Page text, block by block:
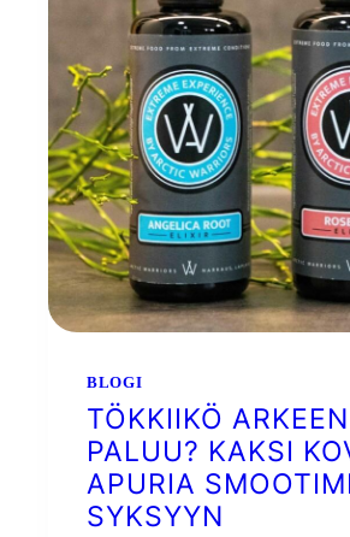
BLOGI
TÖKKIIKÖ ARKEEN
PALUU? KAKSI
APURIA
SYKSYYN